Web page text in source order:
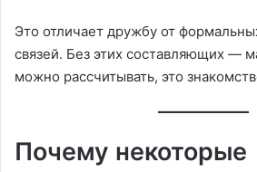
Это отличает дружбу от
связей. Без этих составляющих —
можно рассчитывать, это
Почему некоторые